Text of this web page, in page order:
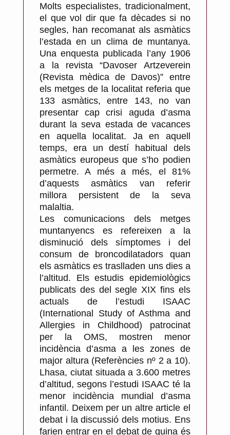
Molts especialistes, tradicionalment,
el que vol dir que fa dècades si no
segles, han recomanat als asmàtics
l’estada en un clima de muntanya.
Una enquesta publicada l’any 1906
a la revista “Davoser Artzeverein
(Revista mèdica de Davos)” entre
els metges de la localitat referia que
133 asmàtics, entre 143, no van
presentar cap crisi aguda d’asma
durant la seva estada de vacances
en aquella localitat. Ja en aquell
temps, era un destí habitual dels
asmàtics europeus que s’ho podien
permetre. A més a més, el 81%
d’aquests asmàtics van referir
millora persistent de la seva
malaltia.
Les comunicacions dels metges
muntanyencs es refereixen a la
disminució dels símptomes i del
consum de broncodilatadors quan
els asmàtics es traslladen uns dies a
l’altitud. Els estudis epidemiològics
publicats des del segle XIX fins els
actuals de l’estudi ISAAC
(International Study of Asthma and
Allergies in Childhood) patrocinat
per la OMS, mostren menor
incidència d’asma a les zones de
major altura (Referències nº 2 a 10).
Lhasa, ciutat situada a 3.600 metres
d’altitud, segons l’estudi ISAAC té la
menor incidència mundial d’asma
infantil. Deixem per un altre article el
debat i la discussió dels motius. Ens
farien entrar en el debat de quina és